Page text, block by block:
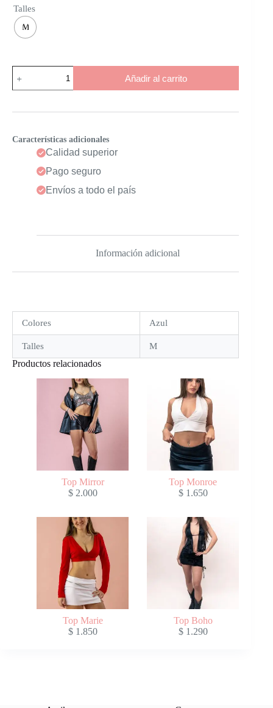
Talles
M
Taina
cantidad
Añadir al carrito
Características adicionales
Calidad superior
Pago seguro
Envíos a todo el país
Información adicional
Colores Azul
Talles M
Productos relacionados
Top Mirror
$2.000
Top Monroe
$1.650
Top Marie
$1.850
Top Boho
$1.290